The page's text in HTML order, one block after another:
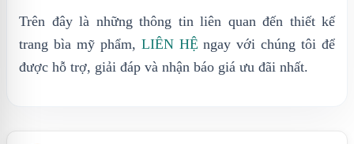
Trên đây là những thông tin liên quan đến thiết kế
trang bìa mỹ phẩm, LIÊN HỆ ngay với chúng tôi để
được hỗ trợ, giải đáp và nhận báo giá ưu đãi nhất.